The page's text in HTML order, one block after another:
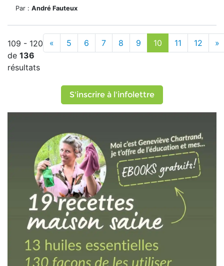
Par : André Fauteux
109 - 120
de 136
résultats
« 5 6 7 8 9 10 11 12 »
S'inscrire à l'infolettre